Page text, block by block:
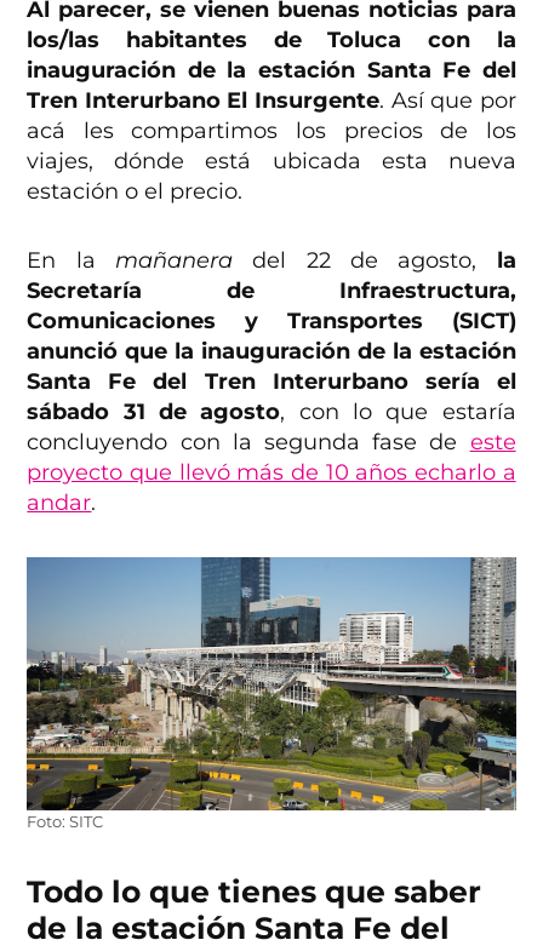
Al parecer, se vienen buenas noticias para
los/las habitantes de Toluca con la
inauguración de la estación Santa Fe del
Tren Interurbano El Insurgente. Así que por
acá les compartimos los precios de los
viajes, dónde está ubicada esta nueva
estación o el precio.
En la mañanera del 22 de agosto, la
Secretaría de Infraestructura,
Comunicaciones y Transportes (SICT)
anunció que la inauguración de la estación
Santa Fe del Tren Interurbano sería el
sábado 31 de agosto, con lo que estaría
concluyendo con la segunda fase de este
proyecto que llevó más de 10 años echarlo a
andar.
Foto: SITC
Todo lo que tienes que saber
de la estación Santa Fe del